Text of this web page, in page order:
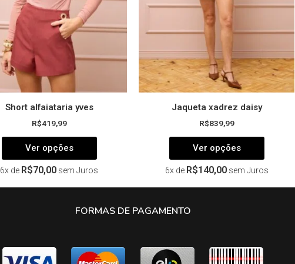
Short alfaiataria yves
R$419,99
Ver opções
ser
na
do
6x de R$70,00 sem Juros
Jaqueta xadrez daisy
R$839,99
Ver opções
ser
na
do
produto
6x de R$140,00 sem Juros
FORMAS DE PAGAMENTO